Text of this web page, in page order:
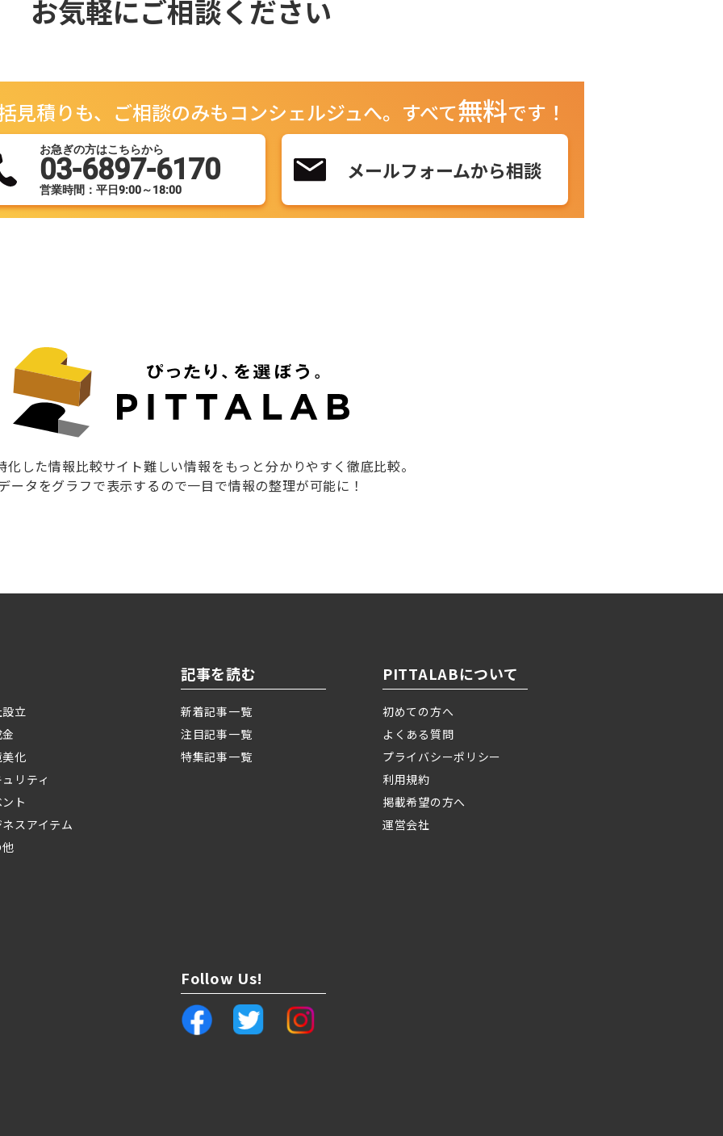
お気軽にご相談ください
見積りも、ご相談のみもコンシェルジュへ。 すべて無料です！
お急ぎの方はこちらから
03-6897-6170
営業時間：平日9:00～18:00
メールフォームから相談
した情報比較サイト難しい情報をもっと分かりやすく徹底比較。
ータをグラフで表示するので一目で情報の整理が可能に！
立
化
リティ
ト
スアイテム
記事を読む
新着記事一覧
注目記事一覧
特集記事一覧
PITTALABについて
初めての方へ
よくある質問
プライバシーポリシー
利用規約
掲載希望の方へ
運営会社
Follow Us!